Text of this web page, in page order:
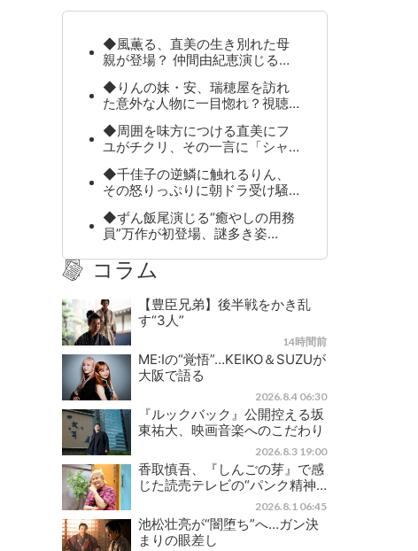
◆風薫る、直美の生き別れた母
親が登場？ 仲間由紀恵演じる…
◆りんの妹・安、瑞穂屋を訪れ
た意外な人物に一目惚れ？視聴…
◆周囲を味方につける直美にフ
ユがチクリ、その一言に「シャ…
◆千佳子の逆鱗に触れるりん、
その怒りっぷりに朝ドラ受け騒…
◆ずん飯尾演じる“癒やしの用務
員”万作が初登場、謎多き姿…
コラム
【豊臣兄弟】後半戦をかき乱
す“3人”
14時間前
ME:Iの“覚悟”…KEIKO＆SUZUが
大阪で語る
2026.8.4 06:30
『ルックバック』公開控える坂
東祐大、映画音楽へのこだわり
2026.8.3 19:00
香取慎吾、『しんごの芽』で感
じた読売テレビの“パンク精神…
2026.8.1 06:45
池松壮亮が“闇堕ち”へ…ガン決
まりの眼差し